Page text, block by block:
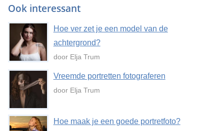
Ook interessant
Hoe ver zet je een model van de
achtergrond?
door Elja Trum
Vreemde portretten fotograferen
door Elja Trum
Hoe maak je een goede portretfoto?